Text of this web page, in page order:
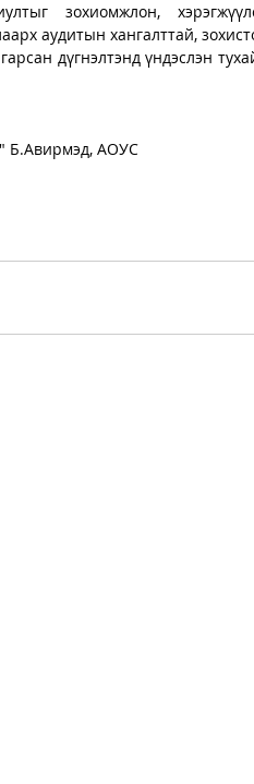
зохиомжлон,
аудитын хангалттай,
дүгнэлтэнд үндэслэн
Б.Авирмэд, АОУС